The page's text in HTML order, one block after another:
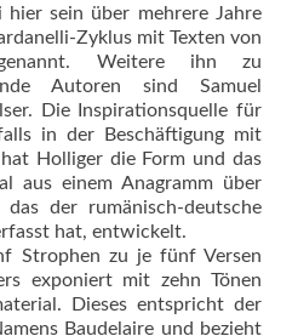
hier sein über mehrere Jahre
Zyklus mit Texten von
Weitere ihn zu
Autoren sind Samuel
Die Inspirationsquelle für
in der Beschäftigung mit
Holliger die Form und das
aus einem Anagramm über
das der rumänisch-deutsche
hat, entwickelt.
Strophen zu je fünf Versen
exponiert mit zehn Tönen
Dieses entspricht der
Baudelaire und bezieht